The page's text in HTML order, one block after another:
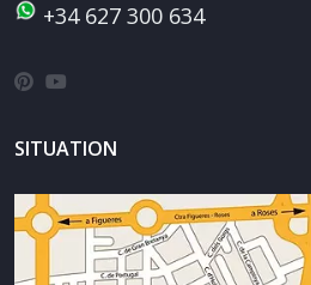
+34 627 300 634
SITUATION